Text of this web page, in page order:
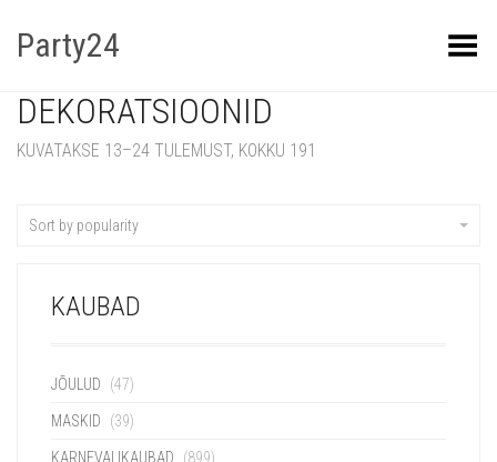
Party24 Kuva menüü
DEKORATSIOONID
KUVATAKSE 13–24 TULEMUST, KOKKU 191
Sort by popularity
KAUBAD
JÕULUD (47)
MASKID (39)
KARNEVALIKAUBAD (899)